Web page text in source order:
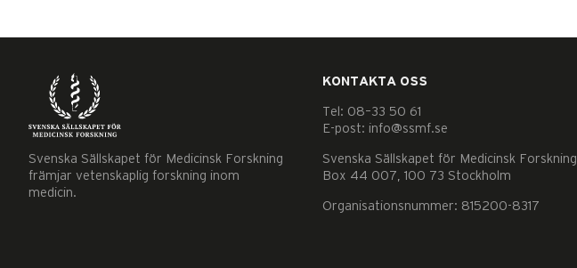
Svenska Sällskapet för Medicinsk Forskning
främjar vetenskaplig forskning inom
medicin.
KONTAKTA OSS
Tel: 08–33 50 61
E-post: info@ssmf.se
Svenska Sällskapet för Medicinsk Forskning
Box 44 007, 100 73 Stockholm
Organisationsnummer: 815200-8317